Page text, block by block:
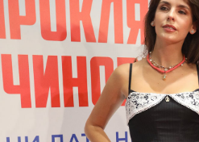
Ингредиенты: